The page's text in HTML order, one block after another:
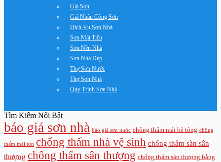
Giá Sơn
Giá Nhân Công Sơn
Dịch Vụ Sơn Nhà
Sơn Mặt Tiền
Sơn Nền Nhà
Sơn Nhà Đẹp
Thợ Sơn Nước
Thợ Sơn Nhà
Quy Trình Sơn Nhà
Tìm Kiếm Nổi Bật
báo giá sơn nhà báo giá sơn nước chống thấm mái bê tông chống
thấm mái tôn chống thấm nhà vệ sinh chống thấm sàn sân
thượng chống thấm sân thượng chống thấm sân thượng bằng